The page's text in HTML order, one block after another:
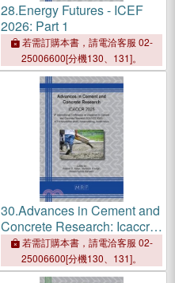
28.Energy Futures - ICEF
2026: Part 1
若需訂購本書，請電洽客服 02-
25006600[分機130、131]。
30.Advances in Cement and
Concrete Research: Icaccr
2025若需訂購本書，請電洽客服 02-
25006600[分機130、131]。